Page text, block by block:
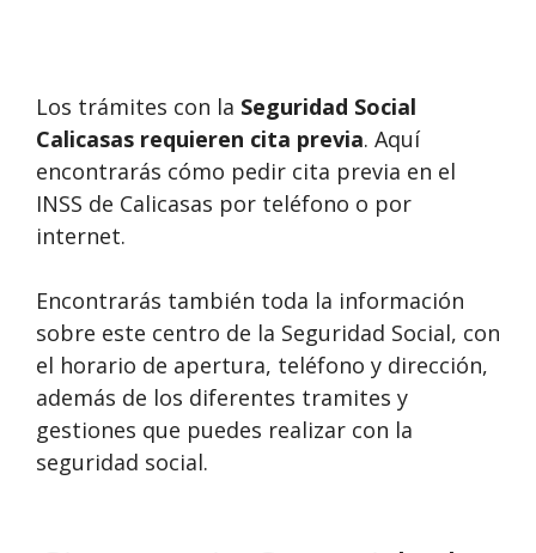
Los trámites con la Seguridad Social
Calicasas requieren cita previa. Aquí
encontrarás cómo pedir cita previa en el
INSS de Calicasas por teléfono o por
internet.
Encontrarás también toda la información
sobre este centro de la Seguridad Social, con
el horario de apertura, teléfono y dirección,
además de los diferentes tramites y
gestiones que puedes realizar con la
seguridad social.